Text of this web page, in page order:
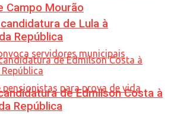
Campo Mourão
de Lula à
República
de Edmilson Costa à
República